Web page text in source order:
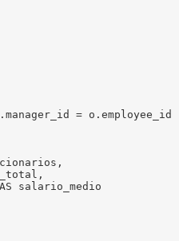
= o.employee_id
salario_medio